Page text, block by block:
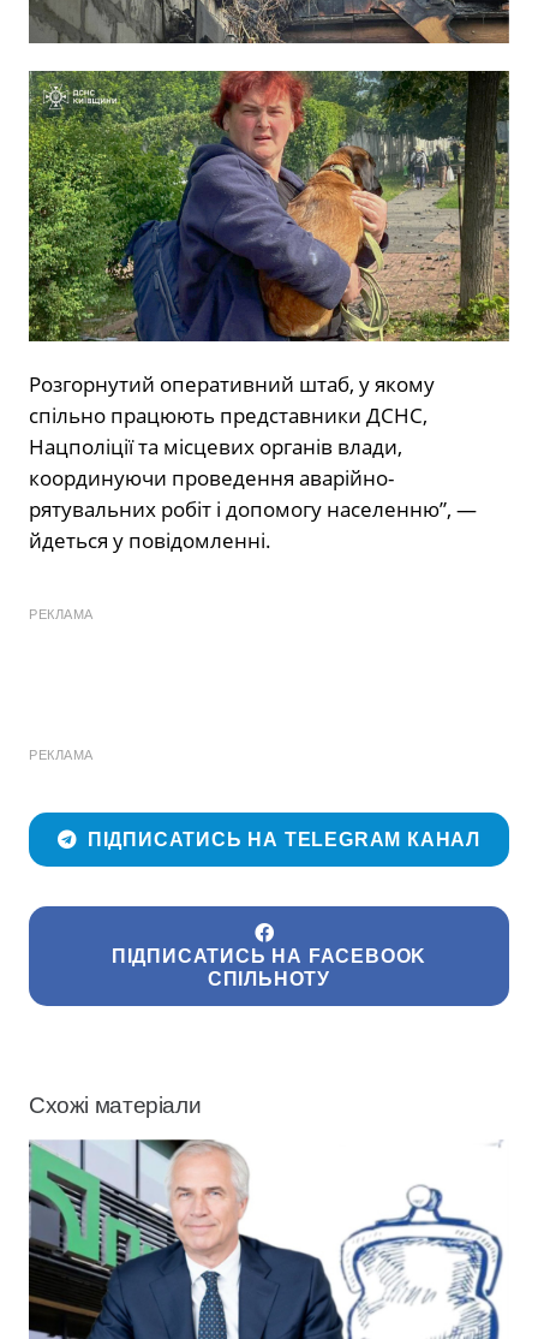
Розгорнутий оперативний штаб, у якому
спільно працюють представники ДСНС,
Нацполіції та місцевих органів влади,
координуючи проведення аварійно-
рятувальних робіт і допомогу населенню”, —
йдеться у повідомленні.
РЕКЛАМА
РЕКЛАМА
ПІДПИСАТИСЬ НА TELEGRAM КАНАЛ
ПІДПИСАТИСЬ НА FACEBOOK
СПІЛЬНОТУ
Схожі матеріали